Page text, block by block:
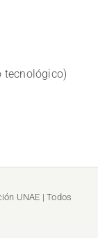
tecnológico)
UNAE | Todos